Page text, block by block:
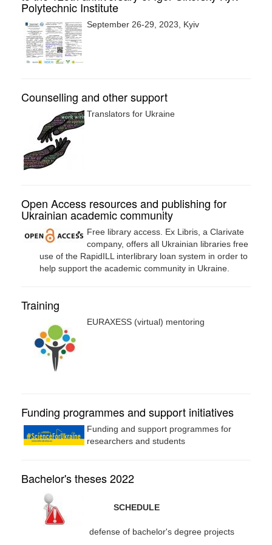
Polytechnic Institute
September 26-29, 2023, Kyiv
Counselling and other support
Translators for Ukraine
Open Access resources and publishing for
Ukrainian academic community
Free library access. Ex Libris, a Clarivate
company, offers all Ukrainian libraries free
use of the RapidILL interlibrary loan system in order to
help support the academic community in Ukraine.
Training
EURAXESS (virtual) mentoring
Funding programmes and support initiatives
Funding and support programmes for
researchers and students
Bachelor's theses 2022
SCHEDULE
defense of bachelor's degree projects